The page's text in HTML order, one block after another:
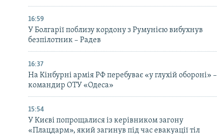
16:59
У Болгарії поблизу кордону з Румунією вибухнув
безпілотник – Радев
16:37
На Кінбурні армія РФ перебуває «у глухій обороні» –
командир ОТУ «Одеса»
15:54
У Києві попрощалися із керівником загону
«Плацдарм», який загинув під час евакуації тіл